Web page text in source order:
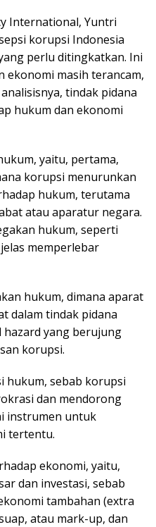
International, Yuntri
korupsi Indonesia
perlu ditingkatkan. Ini
masih terancam,
tindak pidana
hukum dan ekonomi
yaitu, pertama,
korupsi menurunkan
hukum, terutama
atau aparatur negara.
hukum, seperti
memperlebar
hukum, dimana aparat
dalam tindak pidana
yang berujung
korupsi.
hukum, sebab korupsi
dan mendorong
instrumen untuk
tertentu.
ekonomi, yaitu,
dan investasi, sebab
tambahan (extra
atau mark-up, dan